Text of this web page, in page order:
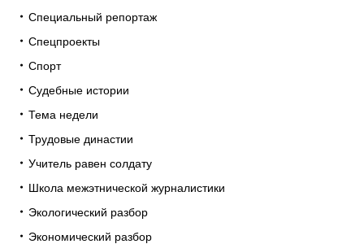
Специальный репортаж
Спецпроекты
Спорт
Судебные истории
Тема недели
Трудовые династии
Учитель равен солдату
Школа межэтнической журналистики
Экологический разбор
Экономический разбор